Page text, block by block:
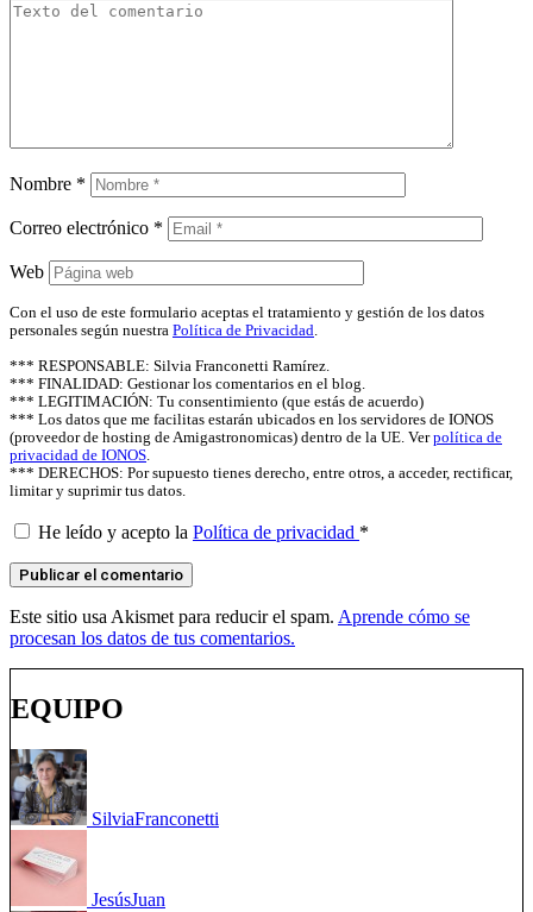
Nombre *
Correo electrónico *
Web
Con el uso de este formulario aceptas el tratamiento y gestión de los datos
personales según nuestra Política de Privacidad.
*** RESPONSABLE: Silvia Franconetti Ramírez.
*** FINALIDAD: Gestionar los comentarios en el blog.
*** LEGITIMACIÓN: Tu consentimiento (que estás de acuerdo)
*** Los datos que me facilitas estarán ubicados en los servidores de IONOS
(proveedor de hosting de Amigastronomicas) dentro de la UE. Verpolítica de
privacidad de IONOS.
*** DERECHOS: Por supuesto tienes derecho, entre otros, a acceder, rectificar,
limitar y suprimir tus datos.
He leído y acepto la Política de privacidad *
Este sitio usa Akismet para reducir el spam. Aprende cómo se
procesan los datos de tus comentarios.
EQUIPO
SilviaFranconetti
JesúsJuan